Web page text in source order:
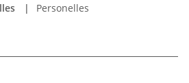
Personelles